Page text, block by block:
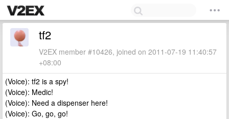
tf2
V2EX member #10426, joined on 2011-07-19 11:40:57
+08:00
(Voice): tf2 is a spy!
(Voice): Medic!
(Voice): Need a dispenser here!
(Voice): Go, go, go!